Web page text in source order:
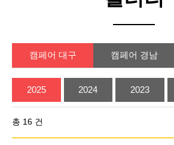
캠페어 대구 캠페어 경남
2025 2024 2023
총 16 건